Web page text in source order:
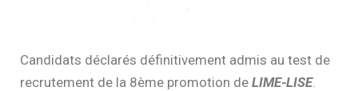
Candidats déclarés définitivement admis au test de
recrutement de la 8ème promotion de LIME-LISE.